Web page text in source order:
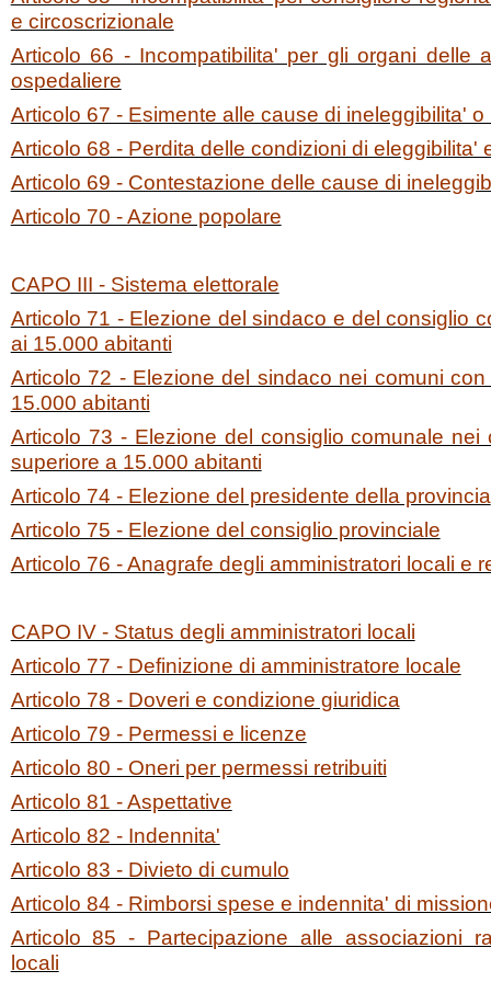
e circoscrizionale
Articolo 66 - Incompatibilita' per gli organi delle
ospedaliere
Articolo 67 - Esimente alle cause di ineleggibilita'
Articolo 68 - Perdita delle condizioni di eleggibilita'
Articolo 69 - Contestazione delle cause di
Articolo 70 - Azione popolare
CAPO III - Sistema elettorale
Articolo 71 - Elezione del sindaco e del consiglio
ai 15.000 abitanti
Articolo 72 - Elezione del sindaco nei comuni
15.000 abitanti
Articolo 73 - Elezione del consiglio comunale
superiore a 15.000 abitanti
Articolo 74 - Elezione del presidente della provincia
Articolo 75 - Elezione del consiglio provinciale
Articolo 76 - Anagrafe degli amministratori locali e
CAPO IV - Status degli amministratori locali
Articolo 77 - Definizione di amministratore locale
Articolo 78 - Doveri e condizione giuridica
Articolo 79 - Permessi e licenze
Articolo 80 - Oneri per permessi retribuiti
Articolo 81 - Aspettative
Articolo 82 - Indennita'
Articolo 83 - Divieto di cumulo
Articolo 84 - Rimborsi spese e indennita' di
Articolo 85 - Partecipazione alle associazioni
locali